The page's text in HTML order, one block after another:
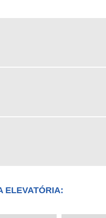
ELEVATÓRIA: